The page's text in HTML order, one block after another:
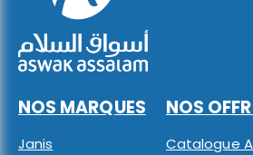
NOS MARQUES
Janis
NOS
Catalogue